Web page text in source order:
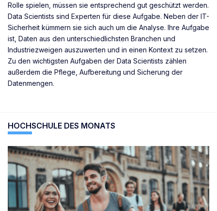
Rolle spielen, müssen sie entsprechend gut geschützt werden.
Data Scientists sind Experten für diese Aufgabe. Neben der IT-
Sicherheit kümmern sie sich auch um die Analyse. Ihre Aufgabe
ist, Daten aus den unterschiedlichsten Branchen und
Industriezweigen auszuwerten und in einen Kontext zu setzen.
Zu den wichtigsten Aufgaben der Data Scientists zählen
außerdem die Pflege, Aufbereitung und Sicherung der
Datenmengen.
HOCHSCHULE DES MONATS